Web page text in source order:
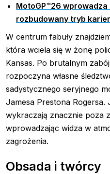
MotoGP™26
rozbudowany tryb
W centrum fabuły
która wciela się w żonę
Kansas. Po brutalnym
rozpoczyna własne
sadystycznego seryjnego
Jamesa Prestona Rogersa.
wykraczają znacznie poza
wprowadzając widza w
zagrożenia.
Obsada i twórcy